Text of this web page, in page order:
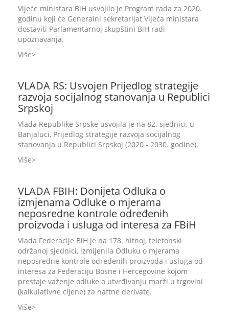
Vijeće ministara BiH usvojilo je Program rada za 2020.
godinu koji će Generalni sekretarijat Vijeća ministara
dostaviti Parlamentarnoj skupštini BiH radi
upoznavanja.
Više
VLADA RS: Usvojen Prijedlog strategije
razvoja socijalnog stanovanja u Republici
Srpskoj
Vlada Republike Srpske usvojila je na 82. sjednici, u
Banjaluci, Prijedlog strategije razvoja socijalnog
stanovanja u Republici Srpskoj (2020 - 2030. godine).
Više
VLADA FBIH: Donijeta Odluka o
izmjenama Odluke o mjerama
neposredne kontrole određenih
proizvoda i usluga od interesa za FBiH
Vlada Federacije BiH je na 178. hitnoj, telefonski
održanoj sjednici, izmijenila Odluku o mjerama
neposredne kontrole određenih proizvoda i usluga od
interesa za Federaciju Bosne i Hercegovine kojom
prestaje važenje odluke o utvrđivanju marži u trgovini
(kalkulativne cijene) za naftne derivate.
Više